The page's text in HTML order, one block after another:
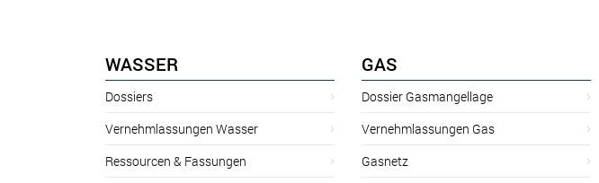
WASSER
Dossiers
Vernehmlassungen Wasser
Ressourcen & Fassungen
GAS
Dossier Gasmangellage
Vernehmlassungen Gas
Gasnetz